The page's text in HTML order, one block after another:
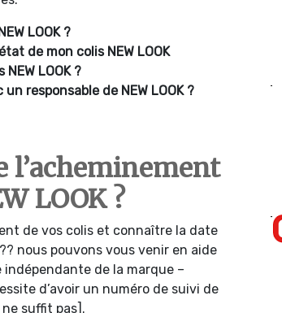
LOOK ?
de mon colis NEW LOOK
LOOK ?
responsable de NEW LOOK ?
l’acheminement
LOOK ?
de vos colis et connaître la date
nous pouvons vous venir en aide
de la marque –
d’avoir un numéro de suivi de
suffit pas].